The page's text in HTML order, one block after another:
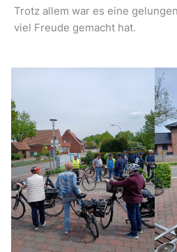
Trotz allem war es eine
viel Freude gemacht hat.